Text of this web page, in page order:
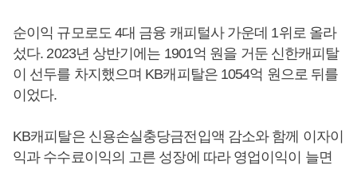
순이익 규모로도 4대 금융 캐피털사 가운데 1위로 올라
섰다. 2023년 상반기에는 1901억 원을 거둔 신한캐피탈
이 선두를 차지했으며 KB캐피탈은 1054억 원으로 뒤를
이었다.
KB캐피탈은 신용손실충당금전입액 감소와 함께 이자이
익과 수수료이익의 고른 성장에 따라 영업이익이 늘면